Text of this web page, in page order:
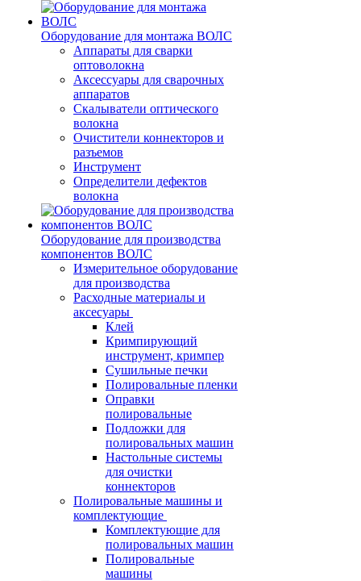
Оборудование для монтажа ВОЛС
Аппараты для сварки
оптоволокна
Аксессуары для сварочных
аппаратов
Скалыватели оптического
волокна
Очистители коннекторов и
разъемов
Инструмент
Определители дефектов
волокна
Оборудование для производства
компонентов ВОЛС
Измерительное оборудование
для производства
Расходные материалы и
аксесуары
Клей
Кримпирующий
инструмент, кримпер
Сушильные печки
Полировальные пленки
Оправки
полировальные
Подложки для
полировальных машин
Настольные системы
для очистки
коннекторов
Полировальные машины и
комплектующие
Комплектующие для
полировальных машин
Полировальные
машины